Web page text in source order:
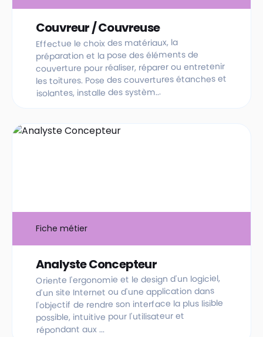
Couvreur / Couvreuse
Effectue le choix des matériaux, la
préparation et la pose des éléments de
couverture pour réaliser, réparer ou entretenir
les toitures. Pose des couvertures étanches et
isolantes, installe des systèm...
Fiche métier
Analyste Concepteur
Oriente l'ergonomie et le design d'un logiciel,
d'un site Internet ou d'une application dans
l'objectif de rendre son interface la plus lisible
possible, intuitive pour l'utilisateur et
répondant aux ...